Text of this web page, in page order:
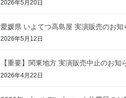
2026年5月20日
愛媛県 いよてつ高島屋 実演販売のお知
2026年5月12日
【重要】関東地方 実演販売中止のお知
2026年4月22日